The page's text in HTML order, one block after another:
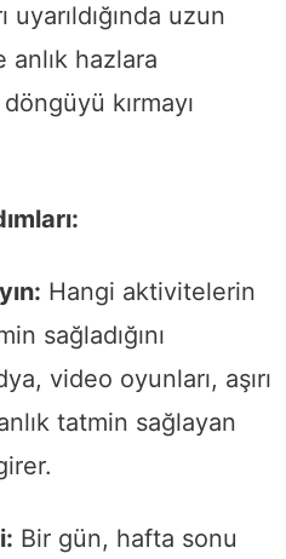
uyarıldığında uzun
hazlara
kırmayı
Hangi aktivitelerin
sağladığını
video oyunları, aşırı
tatmin sağlayan
Bir gün, hafta sonu